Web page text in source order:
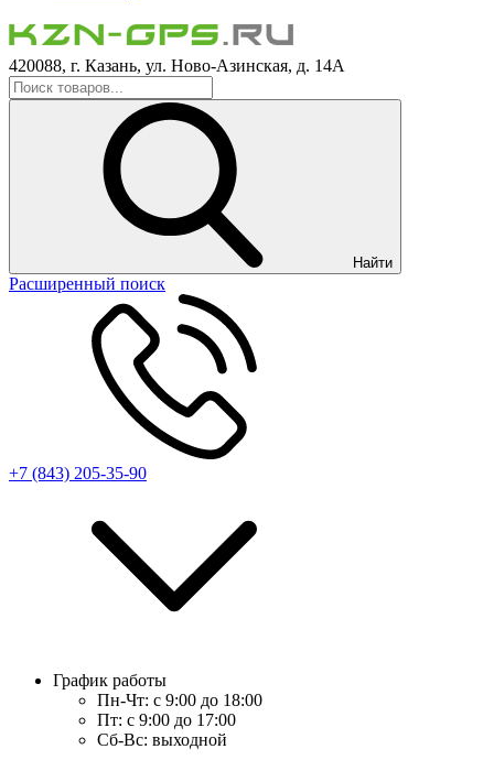
420088, г. Казань, ул. Ново-Азинская, д. 14А
Найти
Расширенный поиск
+7 (843) 205-35-90
График работы
Пн-Чт: с 9:00 до 18:00
Пт: с 9:00 до 17:00
Сб-Вс: выходной